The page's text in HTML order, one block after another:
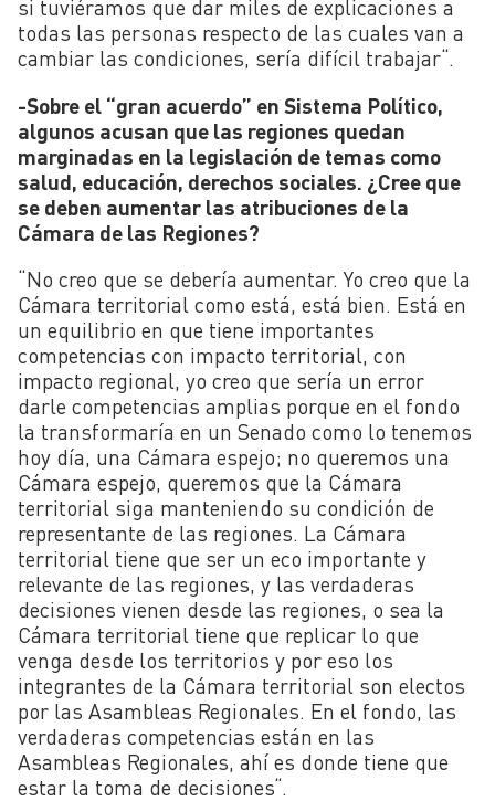
si tuviéramos que dar miles de explicaciones a
todas las personas respecto de las cuales van a
cambiar las condiciones, sería difícil trabajar“.
-Sobre el “gran acuerdo” en Sistema Político,
algunos acusan que las regiones quedan
marginadas en la legislación de temas como
salud, educación, derechos sociales. ¿Cree que
se deben aumentar las atribuciones de la
Cámara de las Regiones?
“No creo que se debería aumentar. Yo creo que la
Cámara territorial como está, está bien. Está en
un equilibrio en que tiene importantes
competencias con impacto territorial, con
impacto regional, yo creo que sería un error
darle competencias amplias porque en el fondo
la transformaría en un Senado como lo tenemos
hoy día, una Cámara espejo; no queremos una
Cámara espejo, queremos que la Cámara
territorial siga manteniendo su condición de
representante de las regiones. La Cámara
territorial tiene que ser un eco importante y
relevante de las regiones, y las verdaderas
decisiones vienen desde las regiones, o sea la
Cámara territorial tiene que replicar lo que
venga desde los territorios y por eso los
integrantes de la Cámara territorial son electos
por las Asambleas Regionales. En el fondo, las
verdaderas competencias están en las
Asambleas Regionales, ahí es donde tiene que
estar la toma de decisiones“.